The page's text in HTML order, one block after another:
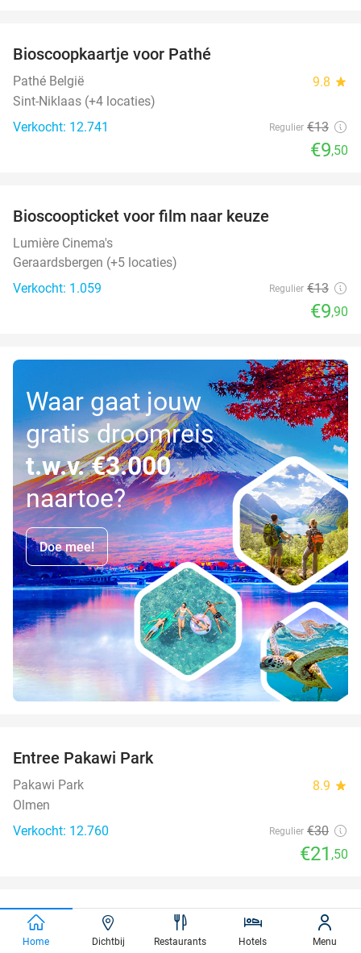
Bioscoopkaartje voor Pathé
Pathé België 9.8 star
Sint-Niklaas (+4 locaties)
Verkocht: 12.741
Regulier €13
€9,50
Bioscoopticket voor film naar keuze
Lumière Cinema's
Geraardsbergen (+5 locaties)
Verkocht: 1.059
Regulier €13
€9,90
Waar gaat jouw
gratis droomreis
t.w.v. €3.000
naartoe?
Doe mee!
Entree Pakawi Park
Pakawi Park 8.9 star
Olmen
Verkocht: 12.760
Regulier €30
€21 ,50
27%
Entree Plantentuin Meise volwassene
Plantentuin Meise 9.6star
Home Dichtbij Restaurants Hotels Menu